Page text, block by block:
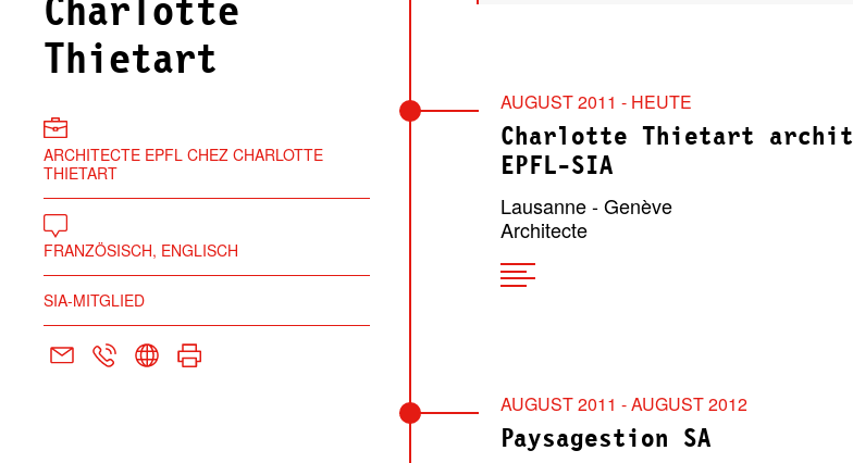
Charlotte
Thietart
ARCHITECTE EPFL CHEZ CHARLOTTE
THIETART
FRANZÖSISCH, ENGLISCH
SIA-MITGLIED
AUGUST 2011 - HEUTE
Charlotte Thietart
EPFL-SIA
Lausanne - Genève
Architecte
AUGUST 2011 - AUGUST 2012
Paysagestion SA